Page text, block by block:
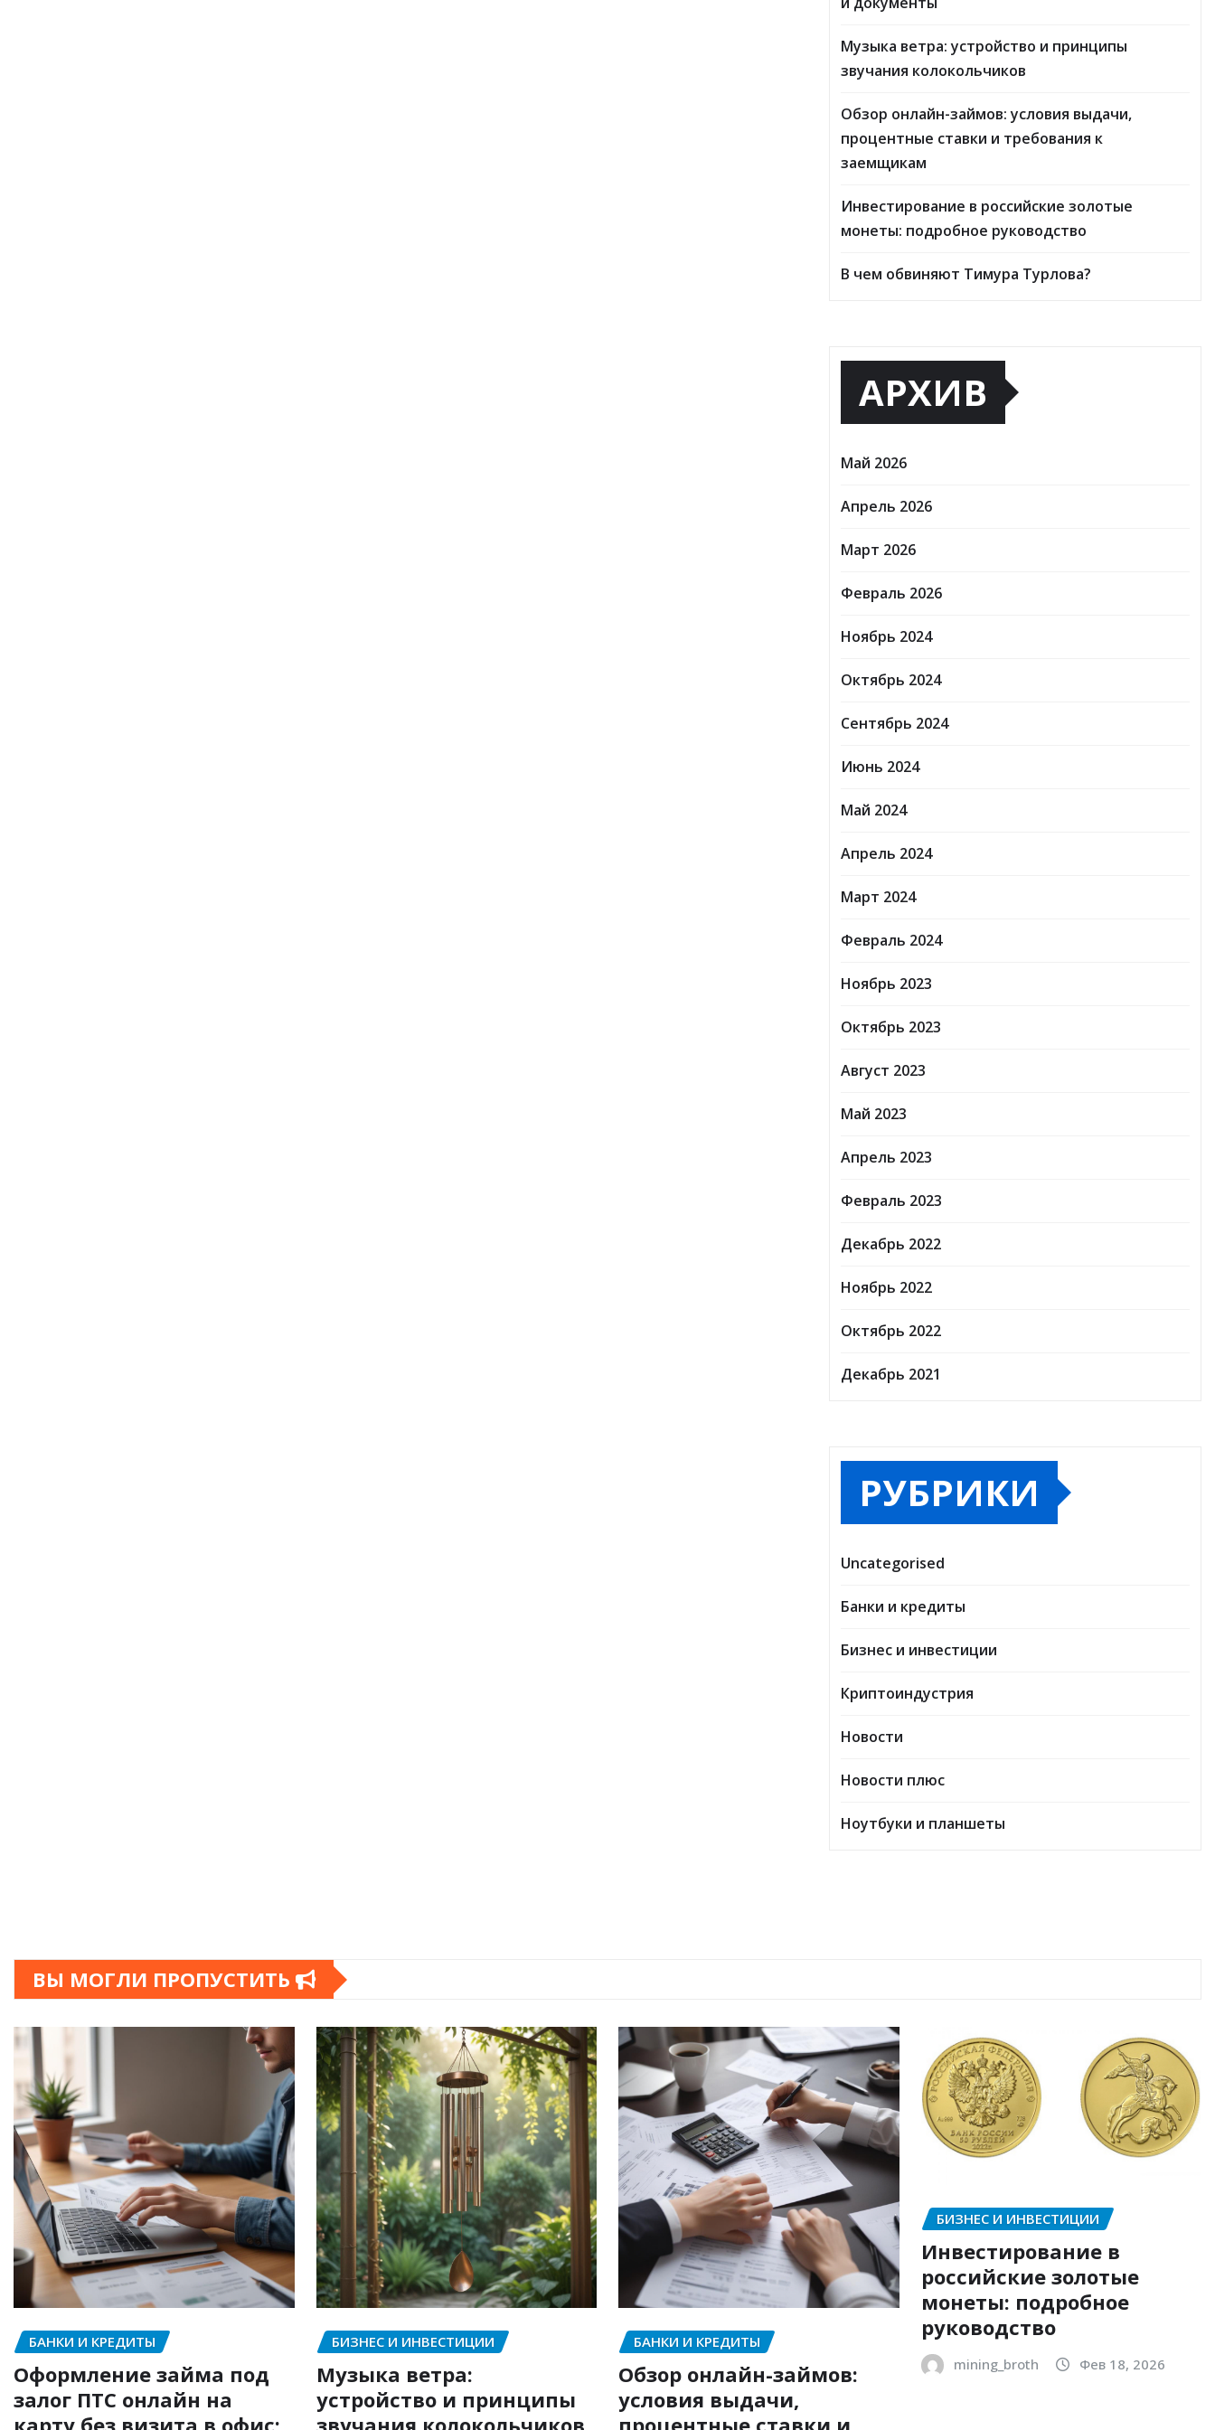
Музыка ветра: устройство и принципы
звучания колокольчиков
Обзор онлайн-займов: условия выдачи,
процентные ставки и требования к
заемщикам
Инвестирование в российские золотые
монеты: подробное руководство
В чем обвиняют Тимура Турлова?
АРХИВ
Май 2026
Апрель 2026
Март 2026
Февраль 2026
Ноябрь 2024
Октябрь 2024
Сентябрь 2024
Июнь 2024
Май 2024
Апрель 2024
Март 2024
Февраль 2024
Ноябрь 2023
Октябрь 2023
Август 2023
Май 2023
Апрель 2023
Февраль 2023
Декабрь 2022
Ноябрь 2022
Октябрь 2022
Декабрь 2021
РУБРИКИ
Uncategorised
Банки и кредиты
Бизнес и инвестиции
Криптоиндустрия
Новости
Новости плюс
Ноутбуки и планшеты
ВЫ МОГЛИ ПРОПУСТИТЬ
БАНКИ И КРЕДИТЫ
Оформление займа под
залог ПТС онлайн на
БИЗНЕС И ИНВЕСТИЦИИ
Музыка ветра:
устройство и принципы
БАНКИ И КРЕДИТЫ
Обзор онлайн-займов:
условия выдачи,
БИЗНЕС И ИНВЕСТИЦИИ
Инвестирование в
российские золотые
монеты: подробное
руководство
mining_broth Фев 18, 2026